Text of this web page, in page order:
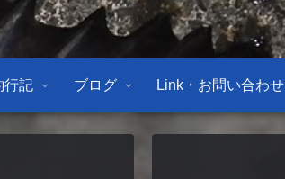
行記 ブログ Link・お問い合わせ